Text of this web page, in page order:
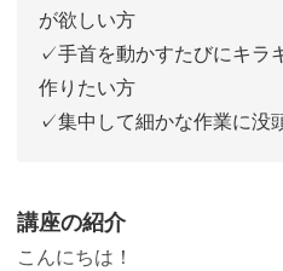
が欲しい方
✓手首を動かすたびにキラ
作りたい方
✓集中して細かな作業に没
講座の紹介
こんにちは！